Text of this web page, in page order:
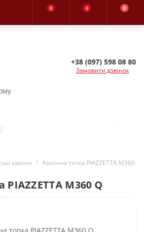
0 0 0
+38 (097) 598 08 80
Замовити дзвінок
каміни Камінна топка PIAZZETTA M360 Q
PIAZZETTA M360 Q